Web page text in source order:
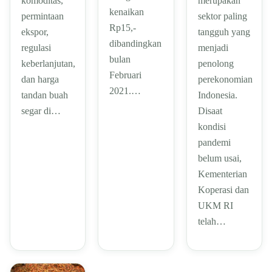
permintaan
ekspor,
regulasi
keberlanjutan,
dan harga
tandan buah
segar di…
kenaikan
Rp15,-
dibandingkan
bulan
Februari
2021.…
sektor paling
tangguh yang
menjadi
penolong
perekonomian
Indonesia.
Disaat
kondisi
pandemi
belum usai,
Kementerian
Koperasi dan
UKM RI
telah…